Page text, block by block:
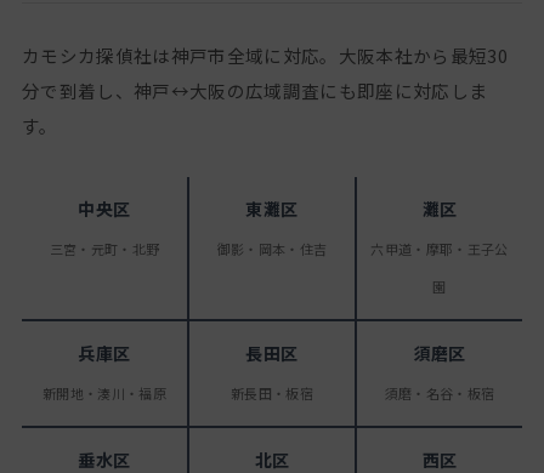
カモシカ探偵社は神戸市全域に対応。大阪本社から最短30
分で到着し、神戸↔大阪の広域調査にも即座に対応しま
す。
中央区
三宮・元町・北野
東灘区
御影・岡本・住吉
灘区
六甲道・摩耶・王子公
園
兵庫区
新開地・湊川・福原
長田区
新長田・板宿
須磨区
須磨・名谷・板宿
垂水区 北区 西区